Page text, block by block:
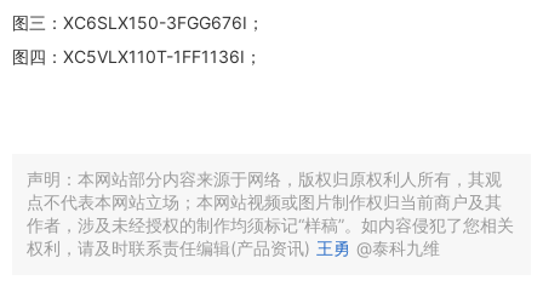
图三：XC6SLX150-3FGG676I；
图四：XC5VLX110T-1FF1136I；
声明：本网站部分内容来源于网络，版权归原权利人所有，其观
点不代表本网站立场；本网站视频或图片制作权归当前商户及其
作者，涉及未经授权的制作均须标记“样稿”。如内容侵犯了您相关
权利，请及时联系责任编辑(产品资讯) 王勇 @泰科九维